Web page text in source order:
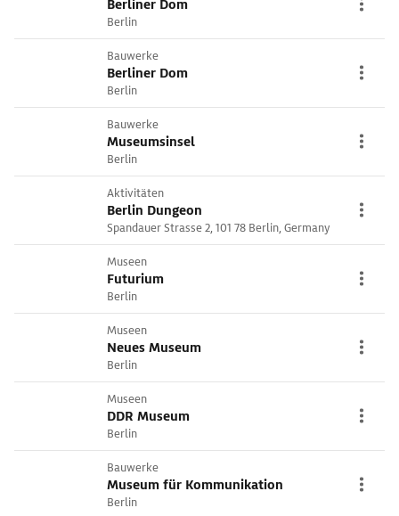
Berliner Dom
Berlin
Bauwerke
Berliner Dom
Berlin
Bauwerke
Museumsinsel
Berlin
Aktivitäten
Berlin Dungeon
Spandauer Strasse 2, 101 78 Berlin, Germany
Museen
Futurium
Berlin
Museen
Neues Museum
Berlin
Museen
DDR Museum
Berlin
Bauwerke
Museum für Kommunikation
Berlin